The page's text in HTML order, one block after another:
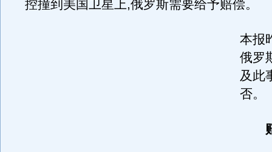
控撞到美国卫星上,俄罗斯需要给予赔偿。
本报
俄罗
及此
否。
赔